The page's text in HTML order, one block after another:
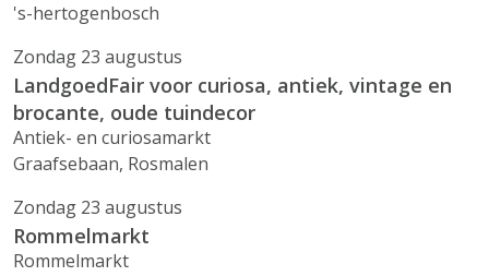
's-hertogenbosch
Zondag 23 augustus
LandgoedFair voor curiosa, antiek, vintage en
brocante, oude tuindecor
Antiek- en curiosamarkt
Graafsebaan, Rosmalen
Zondag 23 augustus
Rommelmarkt
Rommelmarkt